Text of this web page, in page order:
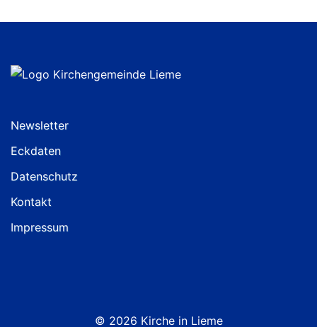
Newsletter
Eckdaten
Datenschutz
Kontakt
Impressum
© 2026 Kirche in Lieme